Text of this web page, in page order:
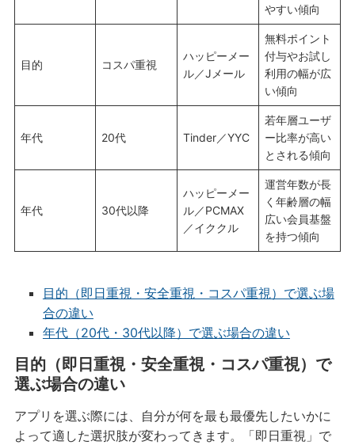
やすい傾向
目的 コスパ重視
ハッピーメー
ル／Jメール
無料ポイント
付与やお試し
利用の幅が広
い傾向
年代 20代 Tinder／YYC
若年層ユーザ
ー比率が高い
とされる傾向
年代 30代以降
ハッピーメー
ル／PCMAX
／イククル
運営年数が長
く年齢層の幅
広い会員基盤
を持つ傾向
目的（即日重視・安全重視・コスパ重視）で選ぶ場
合の違い
年代（20代・30代以降）で選ぶ場合の違い
目的（即日重視・安全重視・コスパ重視）で
選ぶ場合の違い
アプリを選ぶ際には、自分が何を最も最優先したいかに
よって適した選択肢が変わってきます。「即日重視」で